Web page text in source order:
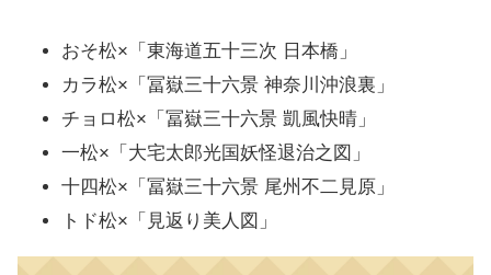
おそ松×「東海道五十三次 日本橋」
カラ松×「冨嶽三十六景 神奈川沖浪裏」
チョロ松×「冨嶽三十六景 凱風快晴」
一松×「大宅太郎光国妖怪退治之図」
十四松×「冨嶽三十六景 尾州不二見原」
トド松×「見返り美人図」